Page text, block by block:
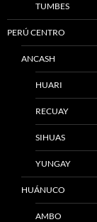
TUMBES
PERÚ CENTRO
ANCASH
HUARI
RECUAY
SIHUAS
YUNGAY
HUÁNUCO
AMBO